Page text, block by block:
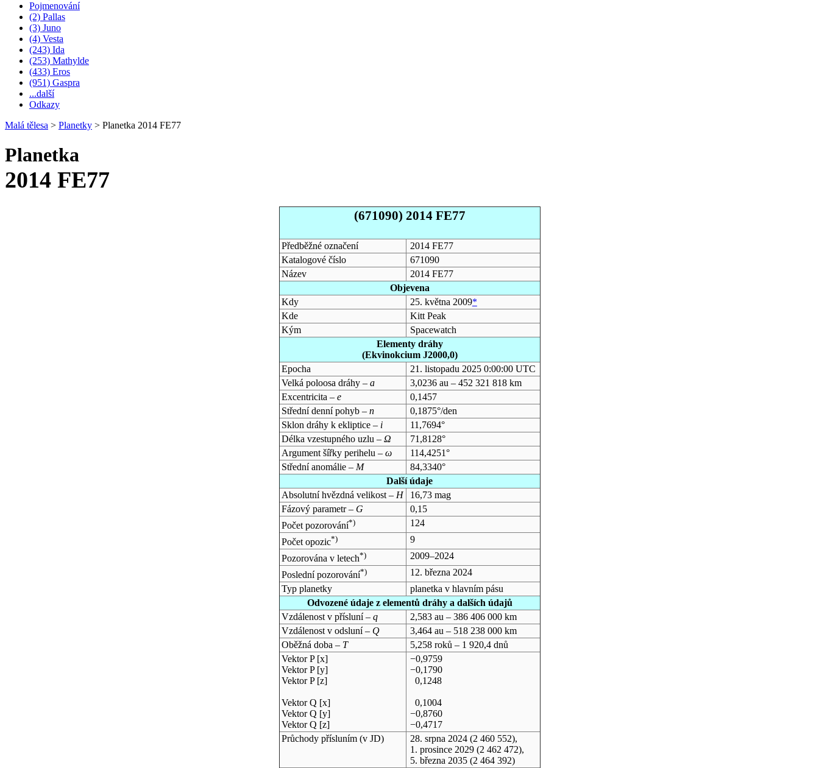
Pojmenování
(2) Pallas
(3) Juno
(4) Vesta
(243) Ida
(253) Mathylde
(433) Eros
(951) Gaspra
...další
Odkazy
Malá tělesa > Planetky > Planetka 2014 FE77
Planetka
2014 FE77
(671090) 2014 FE77
Předběžné označení
2014 FE77
Katalogové číslo
671090
Název
2014 FE77
Objevena
Kdy
25. května 2009*
Kde
Kitt Peak
Kým
Spacewatch
Elementy dráhy
(Ekvinokcium J2000,0)
Epocha
21. listopadu 2025 0:00:00 UTC
Velká poloosa dráhy – a
3,0236 au – 452 321 818 km
Excentricita – e
0,1457
Střední denní pohyb – n
0,1875°/den
Sklon dráhy k ekliptice – i
11,7694°
Délka vzestupného uzlu – Ω
71,8128°
Argument šířky perihelu – ω
114,4251°
Střední anomálie – M
84,3340°
Další údaje
Absolutní hvězdná velikost – H
16,73 mag
Fázový parametr – G
0,15
Počet pozorování*)
124
Počet opozic*)
9
Pozorována v letech*)
2009–2024
Poslední pozorování*)
12. března 2024
Typ planetky
planetka v hlavním pásu
Odvozené údaje z elementů dráhy a dalších údajů
Vzdálenost v přísluní – q
2,583 au – 386 406 000 km
Vzdálenost v odsluní – Q
3,464 au – 518 238 000 km
Oběžná doba – T
5,258 roků – 1 920,4 dnů
Vektor P [x]
Vektor P [y]
Vektor P [z]
Vektor Q [x]
Vektor Q [y]
Vektor Q [z]
−0,9759
−0,1790
0,1248
0,1004
−0,8760
−0,4717
Průchody přísluním (v JD) 28. srpna 2024(2 460 552),
1. prosince 2029(2 462 472),
5. března 2035(2 464 392)